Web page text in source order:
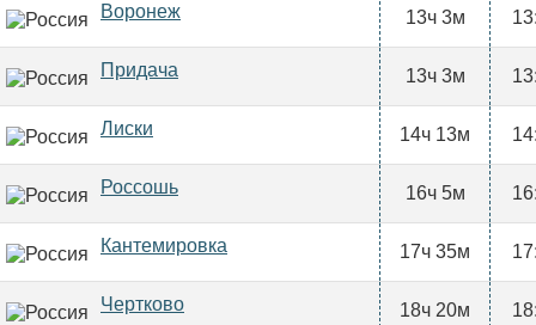
Воронеж 13ч 3м
Придача 13ч 3м
Лиски 14ч 13м
Россошь 16ч 5м
Кантемировка 17ч 35м
Чертково 18ч 20м